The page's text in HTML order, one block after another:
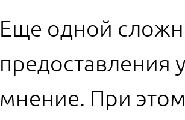
Еще одной
предоставления
мнение. При